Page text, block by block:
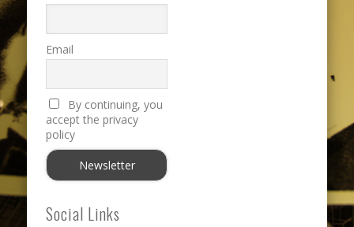
Email
By continuing, you
accept the privacy
policy
Social Links